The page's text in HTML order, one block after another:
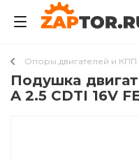
Опоры двигателей и КПП
Подушкa
A 2.5 CDTI 16V